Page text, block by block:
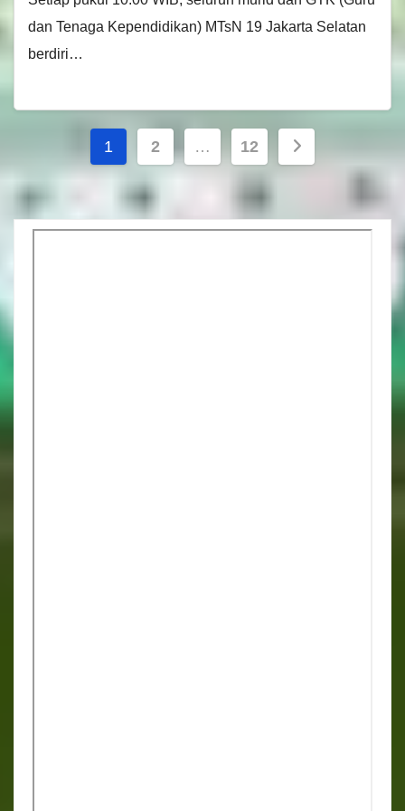
dan Tenaga Kependidikan) MTsN 19 Jakarta Selatan
berdiri…
Paginasi
pos
1 2 … 12